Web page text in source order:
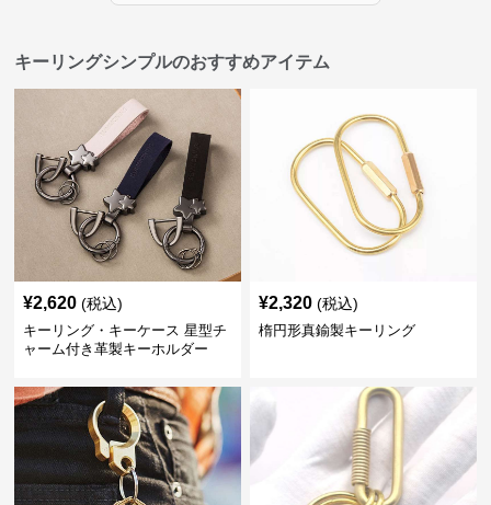
キーリングシンプルのおすすめアイテム
¥2,620 (税込)
キーリング・キーケース 星型チ
ャーム付き革製キーホルダー
¥2,320 (税込)
楕円形真鍮製キーリング